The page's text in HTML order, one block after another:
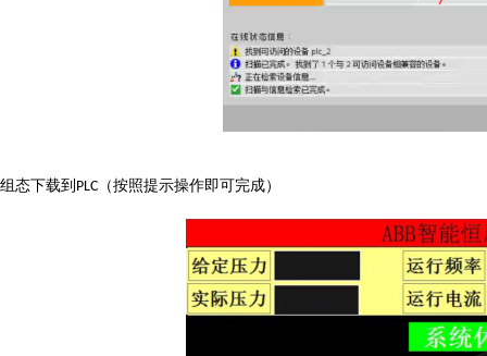
组态下载到 PLC （按照提示操作即可完成）